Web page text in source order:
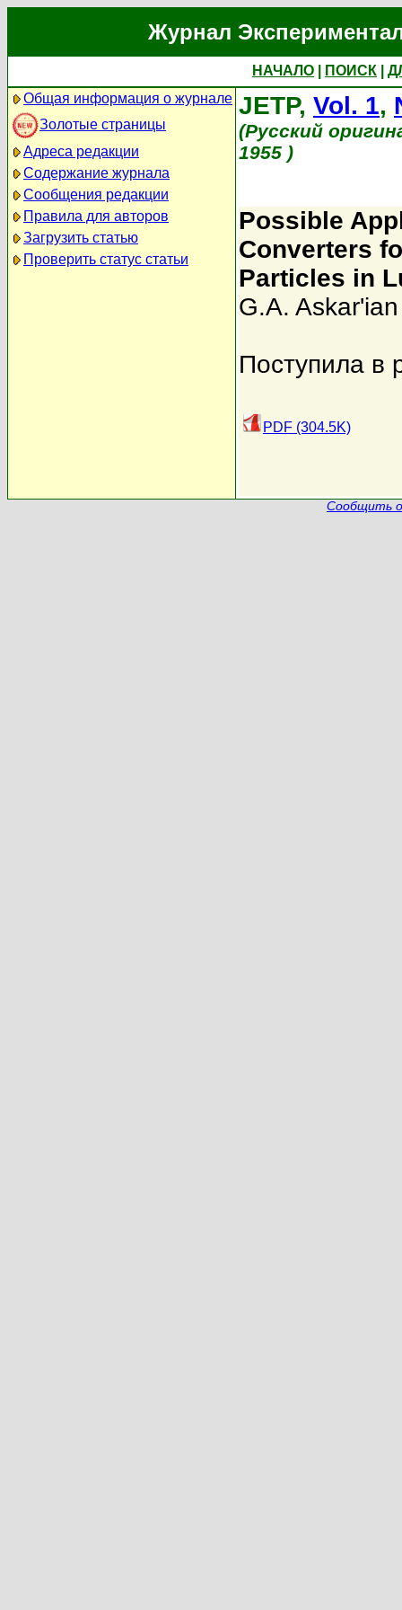
Журнал
НАЧАЛО ПОИСК
Общая информация о журнале
Золотые страницы
Адреса редакции
Содержание журнала
Сообщения редакции
Правила для авторов
Загрузить статью
Проверить статус статьи
JETP, Vol. 1,
(Русский
1955 )
Possible
Converters
Particles in
G.A. Askar'ian
Поступила в
PDF (304.5K)
Сообщить о